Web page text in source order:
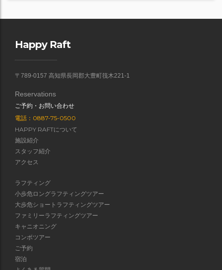
Happy Raft
〒789-0157 高知県長岡郡大豊町筏木221-1
Reservations
ご予約・お問い合わせ
電話：0887-75-0500
HAPPY RAFTについて
施設紹介
スタッフ紹介
アクセス
ラフティング
小歩危ロングラフティングツアー
大歩危ショートラフティングツアー
ファミリーラフティングツアー
キャニオニング
コンボツアー
ご予約
宿泊